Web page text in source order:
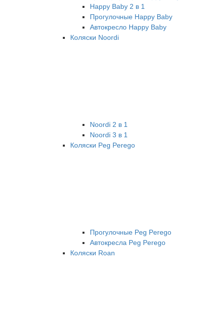
Happy Baby 2 в 1
Прогулочные Happy Baby
Автокресло Happy Baby
Коляски Noordi
Noordi 2 в 1
Noordi 3 в 1
Коляски Peg Perego
Прогулочные Peg Perego
Автокресла Peg Perego
Коляски Roan